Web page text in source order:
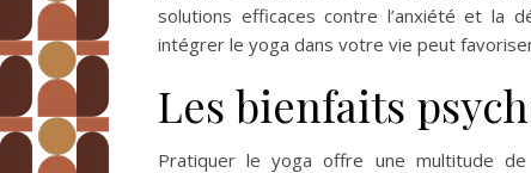
solutions efficaces contre l’anxiété et la
intégrer le yoga dans votre vie peut
Les bienfaits
Pratiquer le yoga offre une multitude de